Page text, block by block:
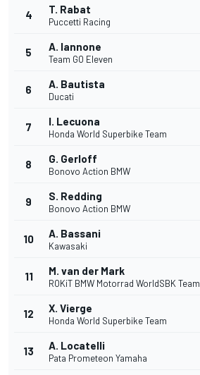
4 T. Rabat
Puccetti Racing
5 A. Iannone
Team GO Eleven
6 A. Bautista
Ducati
7 I. Lecuona
Honda World Superbike Team
8 G. Gerloff
Bonovo Action BMW
9 S. Redding
Bonovo Action BMW
10 A. Bassani
Kawasaki
11 M. van der Mark
ROKiT BMW Motorrad WorldSBK Team
12 X. Vierge
Honda World Superbike Team
13 A. Locatelli
Pata Prometeon Yamaha